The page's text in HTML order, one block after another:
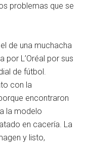
problemas que se
de una muchacha
por L’Oréal por sus
de fútbol.
con la
encontraron
la modelo
en cacería. La
y listo,